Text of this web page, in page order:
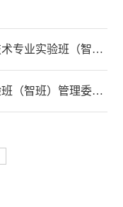
2022级智能科学与技术专业实验班（智班） 开班仪式及第一次班会顺利召开
智能科学与技术实验班（智班）管理委员会 召开第一次工作会议